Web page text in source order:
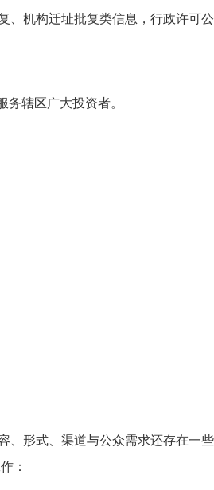
机构迁址批复类信息，行政许可公
务辖区广大投资者。
形式、渠道与公众需求还存在一
：